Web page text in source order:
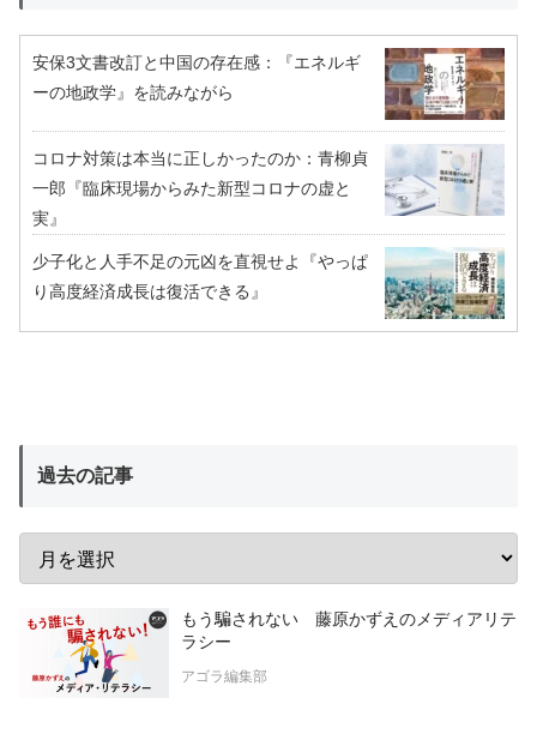
安保3文書改訂と中国の存在感：『エネルギ
ーの地政学』を読みながら
コロナ対策は本当に正しかったのか：青柳貞
一郎『臨床現場からみた新型コロナの虚と
実』
少子化と人手不足の元凶を直視せよ『やっぱ
り高度経済成長は復活できる』
過去の記事
もう騙されない 藤原かずえのメディアリテ
ラシー
アゴラ編集部